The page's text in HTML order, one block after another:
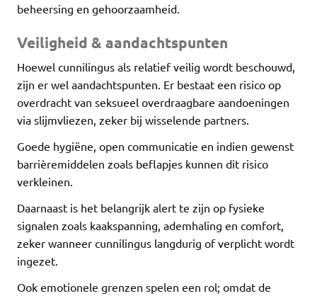
beheersing en gehoorzaamheid.
Veiligheid & aandachtspunten
Hoewel cunnilingus als relatief veilig wordt beschouwd,
zijn er wel aandachtspunten. Er bestaat een risico op
overdracht van seksueel overdraagbare aandoeningen
via slijmvliezen, zeker bij wisselende partners.
Goede hygiëne, open communicatie en indien gewenst
barrièremiddelen zoals beflapjes kunnen dit risico
verkleinen.
Daarnaast is het belangrijk alert te zijn op fysieke
signalen zoals kaakspanning, ademhaling en comfort,
zeker wanneer cunnilingus langdurig of verplicht wordt
ingezet.
Ook emotionele grenzen spelen een rol; omdat de